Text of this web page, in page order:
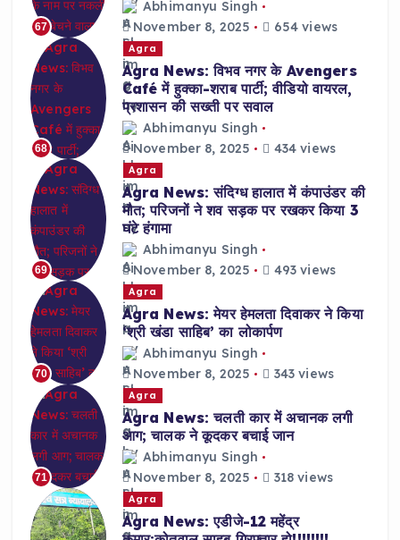
67
Abhimanyu Singh
November 8, 2025
654 views
68
Agra
Agra News: विभव नगर के Avengers
Café में हुक्का-शराब पार्टी; वीडियो वायरल,
प्रशासन की सख्ती पर सवाल
Abhimanyu Singh
November 8, 2025
434 views
69
Agra
Agra News: संदिग्ध हालात में कंपाउंडर की
मौत; परिजनों ने शव सड़क पर रखकर किया 3
घंटे हंगामा
Abhimanyu Singh
November 8, 2025
493 views
70
Agra
Agra News: मेयर हेमलता दिवाकर ने किया
‘श्री खंडा साहिब’ का लोकार्पण
Abhimanyu Singh
November 8, 2025
343 views
71
Agra
Agra News: चलती कार में अचानक लगी
आग; चालक ने कूदकर बचाई जान
Abhimanyu Singh
November 8, 2025
318 views
Agra
Agra News: एडीजे-12 महेंद्र